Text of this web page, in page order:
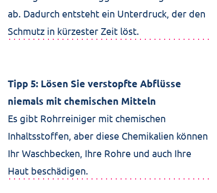
ab. Dadurch entsteht ein Unterdruck, der den
Schmutz in kürzester Zeit löst.
Tipp 5: Lösen Sie verstopfte Abflüsse
niemals mit chemischen Mitteln
Es gibt Rohrreiniger mit chemischen
Inhaltsstoffen, aber diese Chemikalien können
Ihr Waschbecken, Ihre Rohre und auch Ihre
Haut beschädigen.